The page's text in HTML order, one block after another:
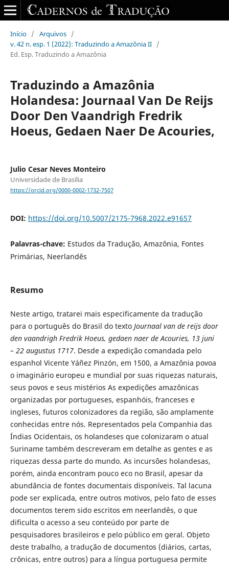
Início / Arquivos /
v. 42 n. esp. 1 (2022): Traduzindo a Amazônia II /
Ed. Esp. Traduzindo a Amazônia
Traduzindo a Amazônia
Holandesa: Journaal Van De Reijs
Door Den Vaandrigh Fredrik
Hoeus, Gedaen Naer De Acouries,
Julio Cesar Neves Monteiro
Universidade de Brasília
https://orcid.org/0000-0002-1732-7507
DOI: https://doi.org/10.5007/2175-7968.2022.e91657
Palavras-chave: Estudos da Tradução, Amazônia, Fontes
Primárias, Neerlandês
Resumo
Neste artigo, tratarei mais especificamente da tradução
para o português do Brasil do texto Journaal van de reijs door
den vaandrigh Fredrik Hoeus, gedaen naer de Acouries, 13 juni
– 22 augustus 1717. Desde a expedição comandada pelo
espanhol Vicente Yáñez Pinzón, em 1500, a Amazônia povoa
o imaginário europeu e mundial por suas riquezas naturais,
seus povos e seus mistérios As expedições amazônicas
organizadas por portugueses, espanhóis, franceses e
ingleses, futuros colonizadores da região, são amplamente
conhecidas entre nós. Representados pela Companhia das
Índias Ocidentais, os holandeses que colonizaram o atual
Suriname também descreveram em detalhe as gentes e as
riquezas dessa parte do mundo. As incursões holandesas,
porém, ainda encontram pouco eco no Brasil, apesar da
abundância de fontes documentais disponíveis. Tal lacuna
pode ser explicada, entre outros motivos, pelo fato de esses
documentos terem sido escritos em neerlandês, o que
dificulta o acesso a seu conteúdo por parte de
pesquisadores brasileiros e pelo público em geral. Objeto
deste trabalho, a tradução de documentos (diários, cartas,
crônicas, entre outros) para a língua portuguesa permite